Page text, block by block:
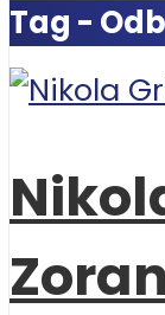
Tag -